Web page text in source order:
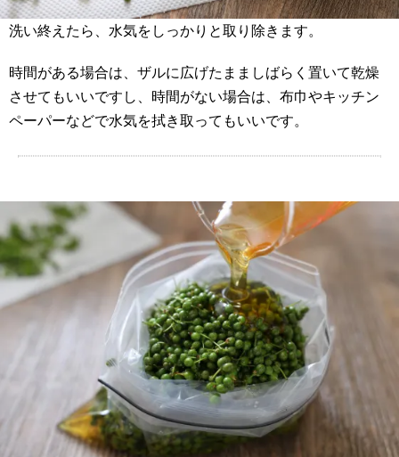
洗い終えたら、水気をしっかりと取り除きます。
時間がある場合は、ザルに広げたまましばらく置いて乾燥
させてもいいですし、時間がない場合は、布巾やキッチン
ペーパーなどで水気を拭き取ってもいいです。